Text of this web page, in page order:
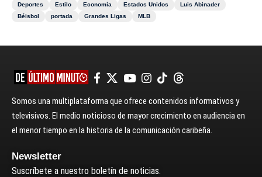
Deportes
Estilo Economía Estados Unidos
Luis Abinader
Béisbol
portada Grandes Ligas MLB
Somos una multiplataforma que ofrece contenidos informativos y
televisivos. El medio noticioso de mayor crecimiento en audiencia en
el menor tiempo en la historia de la comunicación caribeña.
Newsletter
Suscríbete a nuestro boletín de noticias.